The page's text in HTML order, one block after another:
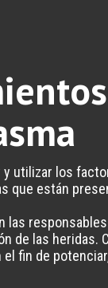
y utilizar los
que están
las
de las heridas.
fin de